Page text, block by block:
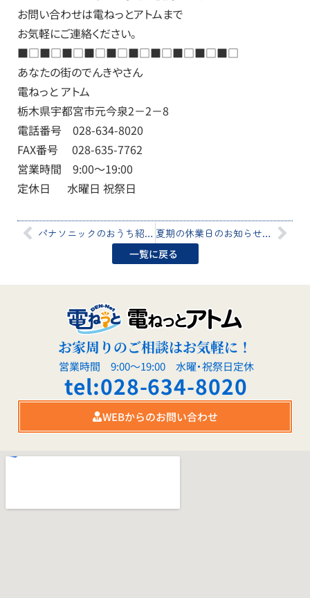
お問い合わせは電ねっとアトムまで
お気軽にご連絡ください。
■□■□■□■□■□■□■□■□■□■□
あなたの街のでんきやさん
電ねっと アトム
栃木県宇都宮市元今泉2－2－8
電話番号 028-634-8020
FAX番号 028-635-7762
営業時間 9:00～19:00
定休日 水曜日 祝祭日
パナソニックのおうち紹介【第３回・土地や住宅のご紹介】
夏期の休業日のお知らせ【8/12（水）～15（土）休業いたします】
一覧に戻る
お家周りのご相談はお気軽に！
営業時間 9:00～19:00 水曜・祝祭日定休
tel:028-634-8020
WEBからのお問い合わせ